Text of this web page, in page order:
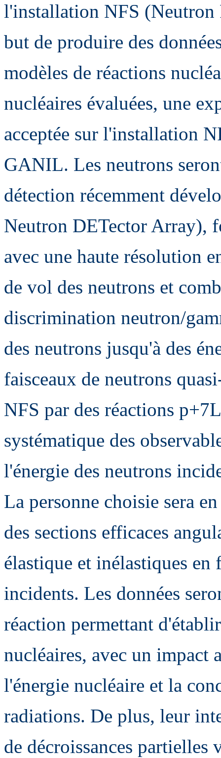
l'installation NFS (Neutron
but de produire des
modèles de réactions
nucléaires évaluées, une
acceptée sur l'installation
GANIL. Les neutrons
détection récemment
Neutron DETector Array),
avec une haute résolution
de vol des neutrons et
discrimination neutron/
des neutrons jusqu'à des
faisceaux de neutrons
NFS par des réactions
systématique des
l'énergie des neutrons
La personne choisie sera
des sections efficaces
élastique et inélastiques
incidents. Les données
réaction permettant
nucléaires, avec un impact
l'énergie nucléaire et la
radiations. De plus, leur
de décroissances partielles